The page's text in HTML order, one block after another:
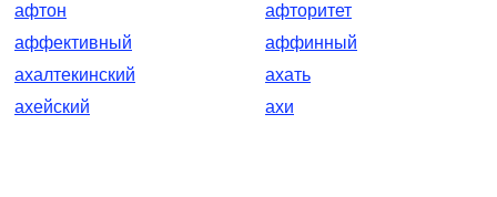
афтон
афторитет
аффективный
аффинный
ахалтекинский
ахать
ахейский
ахи